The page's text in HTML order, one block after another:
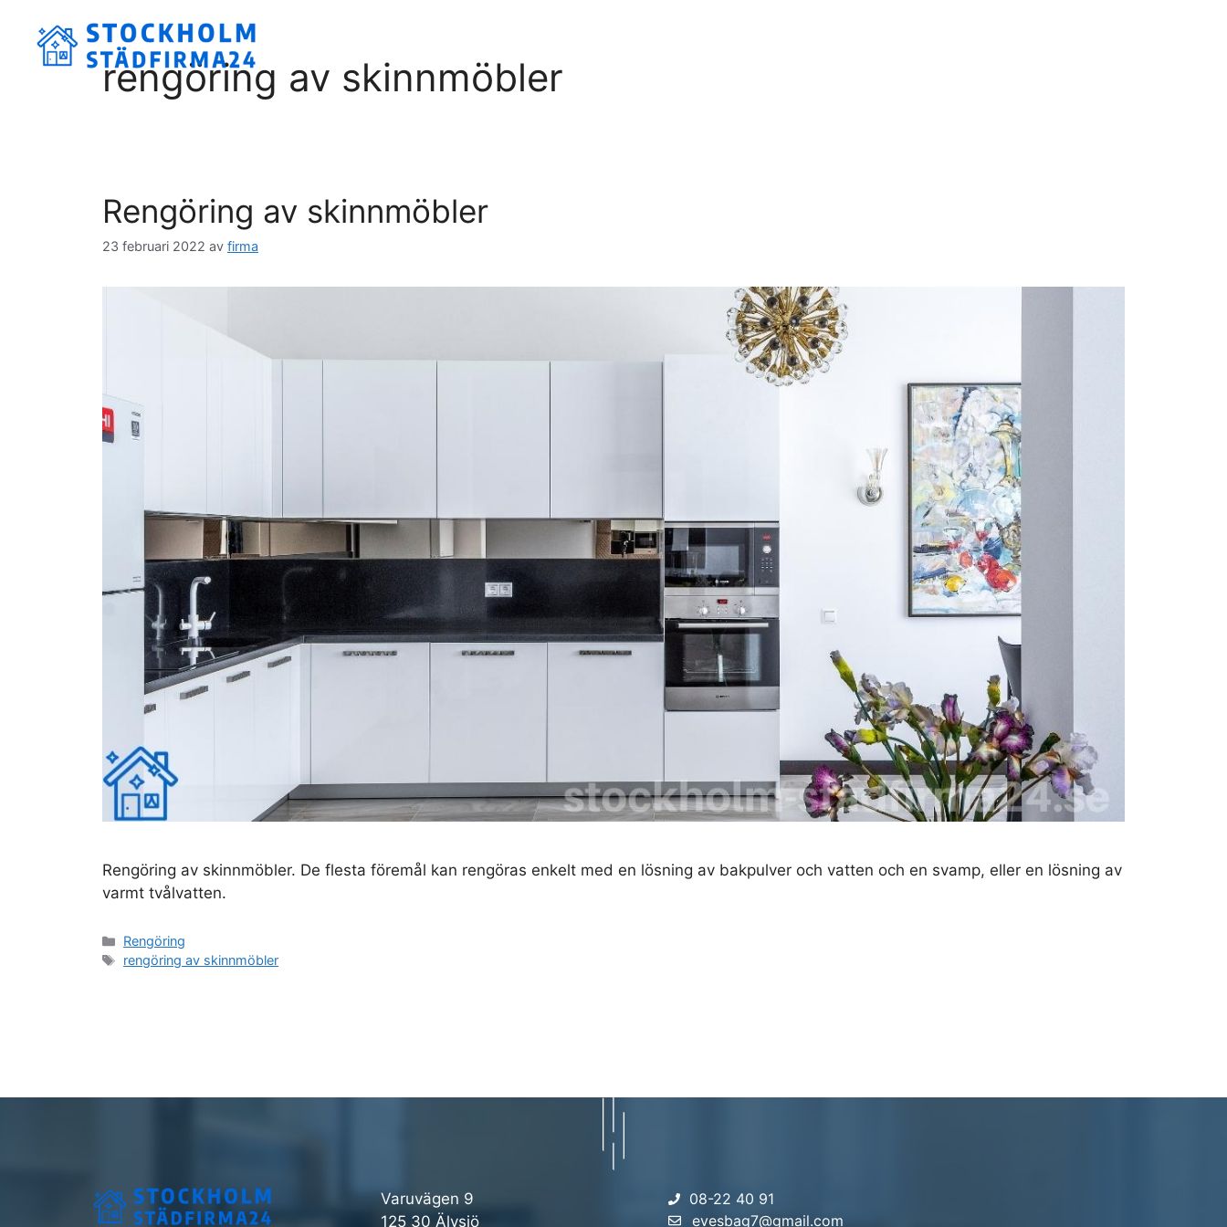
innehåll
rengöring av skinnmöbler
Rengöring av skinnmöbler
23 februari 2022 av firma
Rengöring av skinnmöbler. De flesta föremål kan rengöras enkelt med en lösning av bakpulver och vatten och en svamp, eller en lösning av
varmt tvålvatten.
Kategorier
Rengöring
Etiketter
rengöring av skinnmöbler
Varuvägen 9
125 30 Älvsjö
08-22 40 91
evesbag7@gmail.com